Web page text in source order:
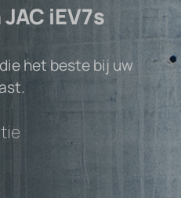
iEV7s
het beste bij uw